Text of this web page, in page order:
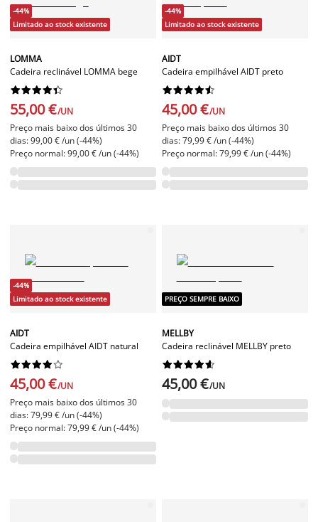
-44%
Limitado ao stock existente
LOMMA
Cadeira reclinável LOMMA bege






55,00 €/UN
Preço mais baixo dos últimos 30
dias: 99,00 € /un (-44%)
Preço normal: 99,00 € /un (-44%)
-44%
Limitado ao stock existente
AIDT
Cadeira empilhável AIDT preto






45,00 €/UN
Preço mais baixo dos últimos 30
dias: 79,99 € /un (-44%)
Preço normal: 79,99 € /un (-44%)
-44%
Limitado ao stock existente
AIDT
Cadeira empilhável AIDT natural






45,00 €/UN
Preço mais baixo dos últimos 30
dias: 79,99 € /un (-44%)
Preço normal: 79,99 € /un (-44%)
PREÇO SEMPRE BAIXO
MELLBY
Cadeira reclinável MELLBY preto






45,00 €/UN